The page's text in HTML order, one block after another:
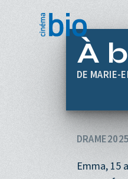
À
MARIE-
DRAME
Emma, 15